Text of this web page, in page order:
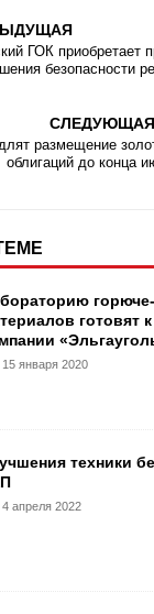
ГОК приобретает
безопасности
СЛЕДУЮЩАЯ
размещение
облигаций до конца
готовят
15 января 2020
техники
4 апреля 2022